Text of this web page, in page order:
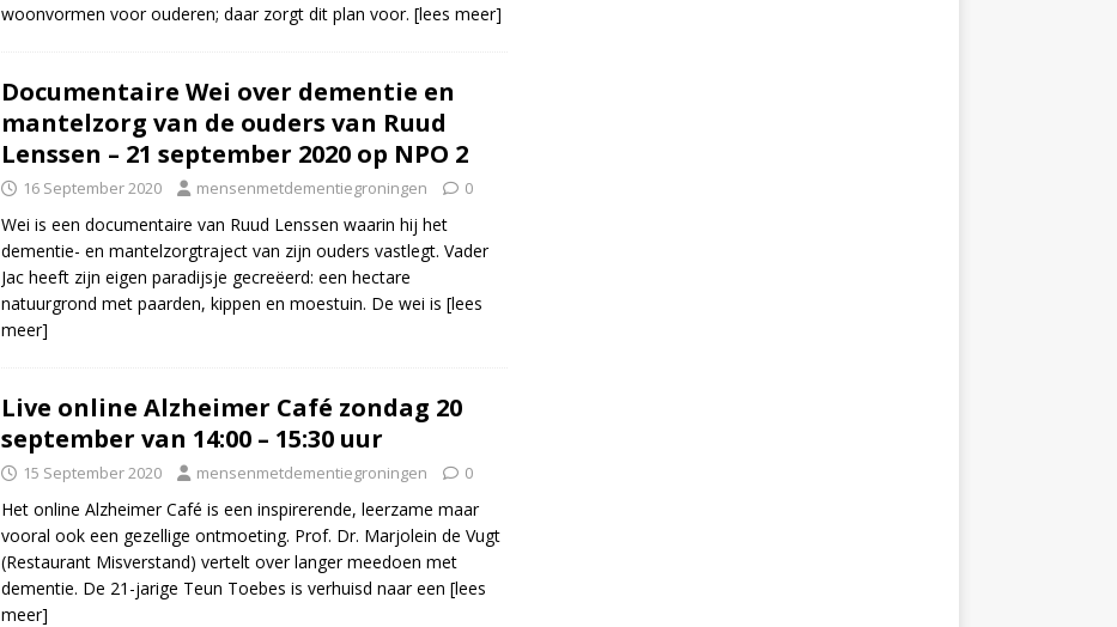
woonvormen voor ouderen; daar zorgt dit plan voor. [lees meer]
Documentaire Wei over dementie en
mantelzorg van de ouders van Ruud
Lenssen – 21 september 2020 op NPO 2
16 September 2020 mensenmetdementiegroningen 0
Wei is een documentaire van Ruud Lenssen waarin hij het
dementie- en mantelzorgtraject van zijn ouders vastlegt. Vader
Jac heeft zijn eigen paradijsje gecreëerd: een hectare
natuurgrond met paarden, kippen en moestuin. De wei is [lees
meer]
Live online Alzheimer Café zondag 20
september van 14:00 – 15:30 uur
15 September 2020 mensenmetdementiegroningen 0
Het online Alzheimer Café is een inspirerende, leerzame maar
vooral ook een gezellige ontmoeting. Prof. Dr. Marjolein de Vugt
(Restaurant Misverstand) vertelt over langer meedoen met
dementie. De 21-jarige Teun Toebes is verhuisd naar een [lees
meer]